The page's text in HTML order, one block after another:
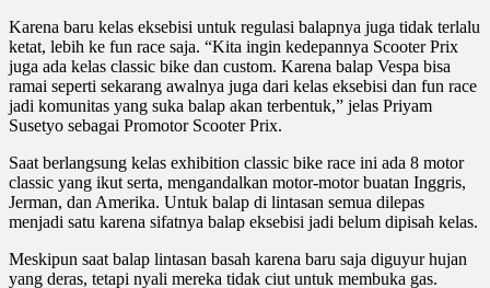
Karena baru kelas eksebisi untuk regulasi balapnya juga tidak terlalu
ketat, lebih ke fun race saja. “Kita ingin kedepannya Scooter Prix
juga ada kelas classic bike dan custom. Karena balap Vespa bisa
ramai seperti sekarang awalnya juga dari kelas eksebisi dan fun race
jadi komunitas yang suka balap akan terbentuk,” jelas Priyam
Susetyo sebagai Promotor Scooter Prix.
Saat berlangsung kelas exhibition classic bike race ini ada 8 motor
classic yang ikut serta, mengandalkan motor-motor buatan Inggris,
Jerman, dan Amerika. Untuk balap di lintasan semua dilepas
menjadi satu karena sifatnya balap eksebisi jadi belum dipisah kelas.
Meskipun saat balap lintasan basah karena baru saja diguyur hujan
yang deras, tetapi nyali mereka tidak ciut untuk membuka gas.